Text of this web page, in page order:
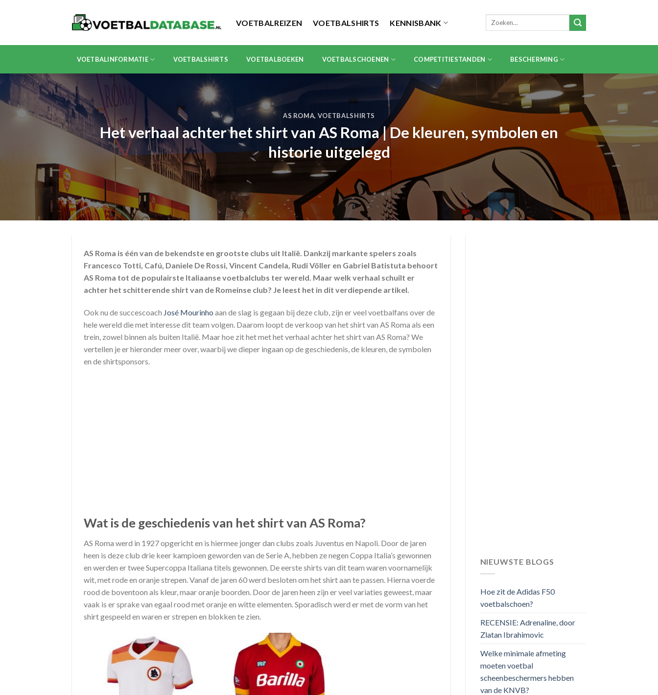
VOETBALREIZEN VOETBALSHIRTS KENNISBANK
Zoeken
VOETBALINFORMATIE VOETBALSHIRTS VOETBALBOEKEN VOETBALSCHOENEN COMPETITIESTANDEN BESCHERMING
AS ROMA, VOETBALSHIRTS
Het verhaal achter het shirt van AS Roma | De kleuren, symbolen en
historie uitgelegd
AS Roma is één van de bekendste en grootste clubs uit Italië. Dankzij markante spelers zoals
Francesco Totti, Cafú, Daniele De Rossi, Vincent Candela, Rudi Völler en Gabriel Batistuta behoort
AS Roma tot de populairste Italiaanse voetbalclubs ter wereld. Maar welk verhaal schuilt er
achter het schitterende shirt van de Romeinse club? Je leest het in dit verdiepende artikel.
Ook nu de succescoach José Mourinho aan de slag is gegaan bij deze club, zijn er veel voetbalfans over de
hele wereld die met interesse dit team volgen. Daarom loopt de verkoop van het shirt van AS Roma als een
trein, zowel binnen als buiten Italië. Maar hoe zit het met het verhaal achter het shirt van AS Roma? We
vertellen je er hieronder meer over, waarbij we dieper ingaan op de geschiedenis, de kleuren, de symbolen
en de shirtsponsors.
Wat is de geschiedenis van het shirt van AS Roma?
AS Roma werd in 1927 opgericht en is hiermee jonger dan clubs zoals Juventus en Napoli. Door de jaren
heen is deze club drie keer kampioen geworden van de Serie A, hebben ze negen Coppa Italia’s gewonnen
en werden er twee Supercoppa Italiana titels gewonnen. De eerste shirts van dit team waren voornamelijk
wit, met rode en oranje strepen. Vanaf de jaren 60 werd besloten om het shirt aan te passen. Hierna voerde
rood de boventoon als kleur, maar oranje boorden. Door de jaren heen zijn er veel variaties geweest, maar
vaak is er sprake van egaal rood met oranje en witte elementen. Sporadisch werd er met de vorm van het
shirt gespeeld en waren er strepen en blokken te zien.
NIEUWSTE BLOGS
Hoe zit de Adidas F50
voetbalschoen?
RECENSIE: Adrenaline, door
Zlatan Ibrahimovic
Welke minimale afmeting
moeten voetbal
scheenbeschermers hebben
van de KNVB?